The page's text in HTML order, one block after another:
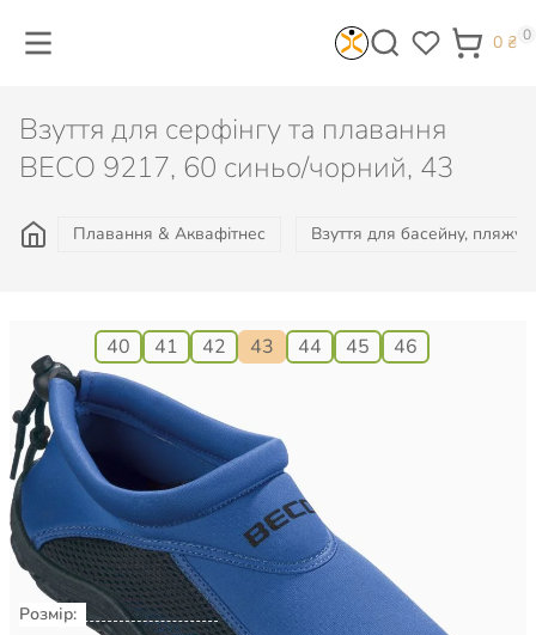
0 ₴ 0
Взуття для серфінгу та плавання
BECO 9217, 60 синьо/чорний, 43
Плавання & Аквафітнес Взуття для басейну, пляжу,
40 41 42 43 44 45 46
745
Є в наявності
КУПИТИ
Розмір:
43